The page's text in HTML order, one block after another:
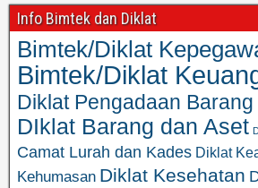
Info Bimtek dan Diklat
Bimtek/Diklat
Bimtek/Diklat
Diklat Pengadaan
DIklat Barang dan Aset
Camat Lurah dan Kades Diklat
Kehumasan Diklat Kesehatan